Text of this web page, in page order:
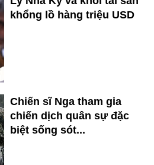
khổng lồ hàng triệu USD
Chiến sĩ Nga tham gia
chiến dịch quân sự đặc
biệt sống sót...